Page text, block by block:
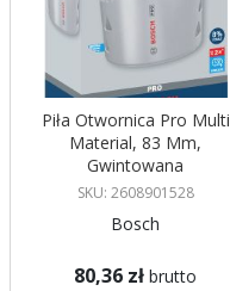
Piła Otwornica Pro Multi
Material, 83 Mm,
Gwintowana
SKU: 2608901528
Bosch
80,36 zł brutto